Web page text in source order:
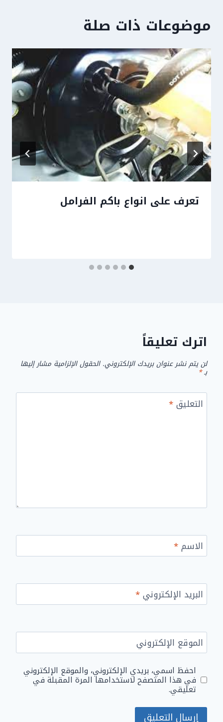
موضوعات ذات صلة
تعرف على انواع باكم الفرامل
اترك تعليقاً
لن يتم نشر عنوان بريدك الإلكتروني. الحقول الإلزامية مشار إليها
بـ*
التعليق*
الاسم*
البريد الإلكتروني*
الموقع الإلكتروني
احفظ اسمي، بريدي الإلكتروني، والموقع الإلكتروني
في هذا المتصفح لاستخدامها المرة المقبلة في
تعليقي.